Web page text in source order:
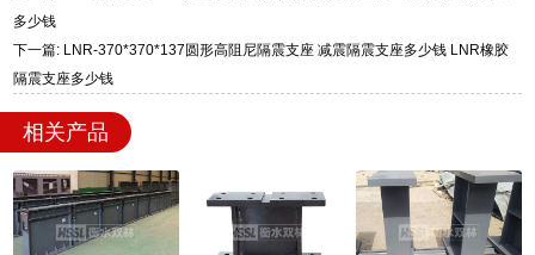
多少钱
下一篇: LNR-370*370*137圆形高阻尼隔震支座 减震隔震支座多少钱 LNR橡胶
隔震支座多少钱
相关产品